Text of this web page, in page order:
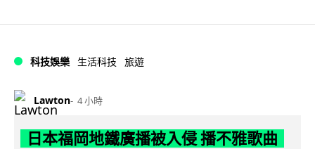
科技娛樂 生活科技 旅遊
Lawton 4 小時
日本福岡地鐵廣播被入侵 播不雅歌曲